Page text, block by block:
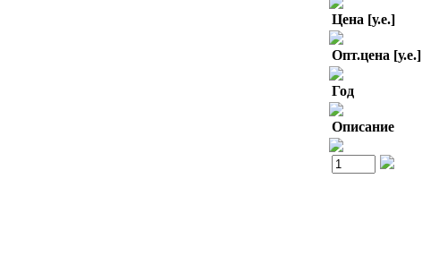
Цена [у.е.]
Опт.цена [у.е.]
Год
Описание